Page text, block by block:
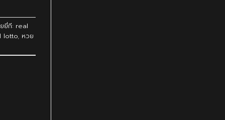
ยี่กี: real
lotto, หวย